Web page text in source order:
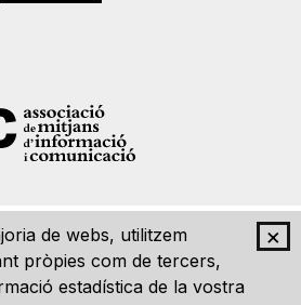
×
de webs, utilitzem
pròpies com de tercers,
estadística de la vostra
Gràfica Avís legal